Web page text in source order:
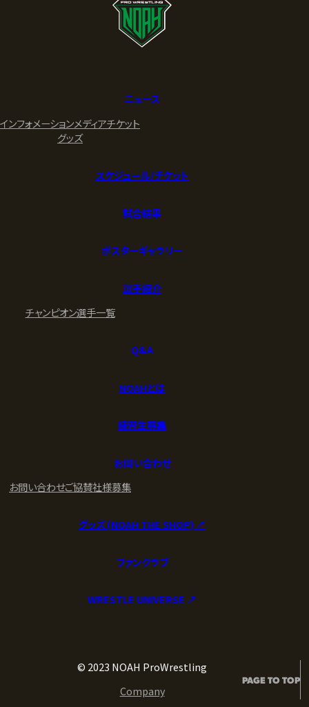
ニュース
インフォメーションメディアチケット
グッズ
スケジュール/チケット
試合結果
ポスターギャラリー
選手紹介
チャンピオン選手一覧
Q&A
NOAHとは
練習生募集
お問い合わせ
お問い合わせご協賛社様募集
グッズ (NOAH THE SHOP) ↗︎
ファンクラブ
WRESTLE UNIVERSE ↗︎
© 2023 NOAH ProWrestling
Company
PAGE TO TOP